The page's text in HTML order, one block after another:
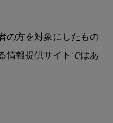
の方を対象にしたもの
情報提供サイトではあ